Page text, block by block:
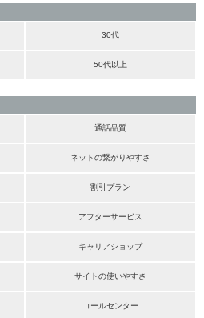
30代
50代以上
通話品質
ネットの繋がりやすさ
割引プラン
アフターサービス
キャリアショップ
サイトの使いやすさ
コールセンター